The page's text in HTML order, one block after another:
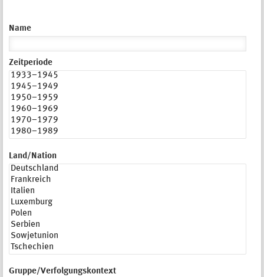
Name
Zeitperiode
Land/Nation
Gruppe/Verfolgungskontext